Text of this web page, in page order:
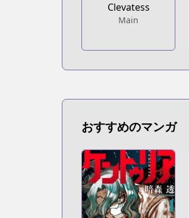
Clevatess
Main
おすすめのマンガ